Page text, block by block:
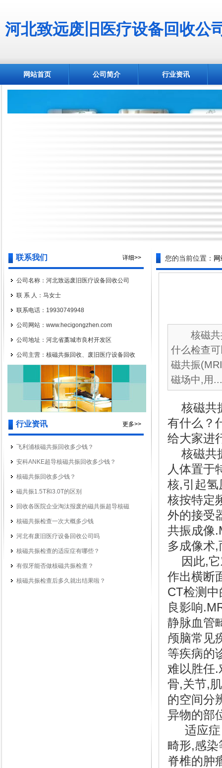
河北致远废旧医疗设备回收公
网站首页 公司简介 行业资讯
详细>>
联系我们
公司名称：河北致远废旧医疗设备回收公司
联 系 人：马女士
联系电话：19930749948
公司网站：www.hecigongzhen.com
公司地址：河北省藁城市良村开发区
公司主营：核磁共振回收、废旧医疗设备回收
更多>>
行业资讯
飞利浦核磁共振回收多少钱？
安科ANKE超导核磁共振回收多少钱？
核磁共振回收多少钱？
磁共振1.5T和3.0T的区别
回收各医院企业淘汰报废的磁共振超导核磁
核磁共振检查一次大概多少钱
河北有废旧医疗设备回收公司吗
核磁共振检查的适应症有哪些？
有假牙能否做核磁共振检查？
核磁共振检查后多久就出结果啦？
您的当前位置：
核磁共振
什么检查
磁共振
磁场中,用...
核磁共
有什么？
给大家进
核磁共
人体置于
核,引起氢
核按特定
外的接受
共振成像
多成像术
因此,它
作出横断
CT检测
良影响
静脉血管
颅脑常见
等疾病的
难以胜任
骨,关节,
的空间分
异物的部
适应症
畸形,感
脊椎的肿